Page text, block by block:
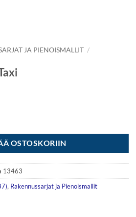
JA PIENOISMALLIT /
OSTOSKORIIN
13463
, Rakennussarjat ja Pienoismallit